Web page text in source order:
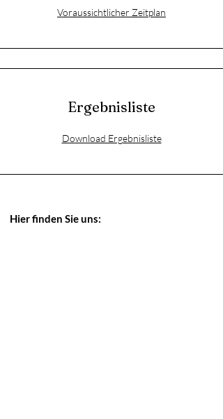
Voraussichtlicher Zeitplan
Ergebnisliste
Download Ergebnisliste
Hier finden Sie uns: